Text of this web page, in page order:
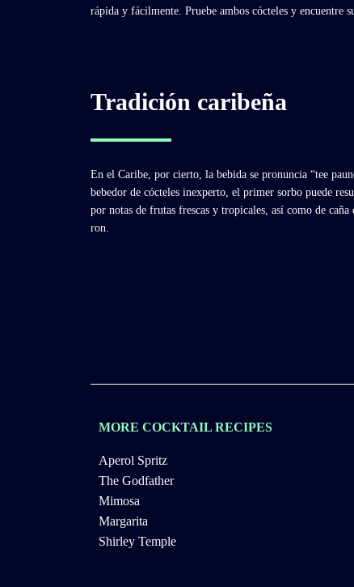
rápida y fácilmente. Pruebe ambos cócteles y encuentre
Tradición caribeña
En el Caribe, por cierto, la bebida se pronuncia “tee
bebedor de cócteles inexperto, el primer sorbo puede
por notas de frutas frescas y tropicales, así como de
ron.
MORE COCKTAIL RECIPES
Aperol Spritz
The Godfather
Mimosa
Margarita
Shirley Temple